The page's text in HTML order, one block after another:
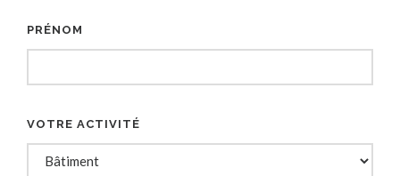
PRÉNOM
VOTRE ACTIVITÉ